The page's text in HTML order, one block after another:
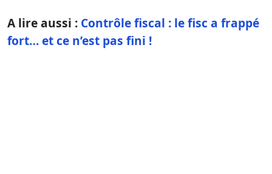
A lire aussi : Contrôle fiscal : le fisc a frappé
fort… et ce n’est pas fini !